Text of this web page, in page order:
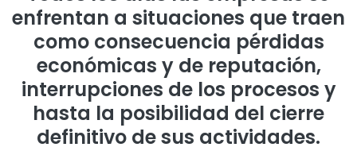
enfrentan a situaciones que traen
como consecuencia pérdidas
económicas y de reputación,
interrupciones de los procesos y
hasta la posibilidad del cierre
definitivo de sus actividades.